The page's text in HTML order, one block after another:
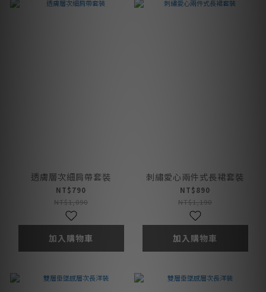
透膚層次細肩帶套裝
NT$790
NT$1,090
加入購物車
刺繡愛心兩件式長裙套裝
NT$890
NT$1,190
加入購物車